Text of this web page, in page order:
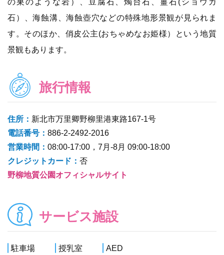
石）、海蝕溝、海蝕壺穴などの特殊地形景観が見られま
す。そのほか、俏皮公主(おちゃめなお姫様）という地質
景観もあります。
旅行情報
住所： 新北市万里卿野柳里港東路167-1号
電話番号： 886-2-2492-2016
営業時間： 08:00-17:00，7月-8月 09:00-18:00
クレジットカード： 否
野柳地質公園オフィシャルサイト
サービス施設
駐車場 授乳室 AED